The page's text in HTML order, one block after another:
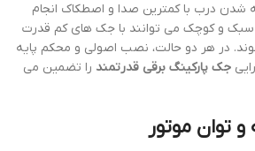
شدن درب با کمترین صدا و اصطکاک انجام
سبک و کوچک می توانند با جک های کم قدرت
در هر دو حالت، نصب اصولی و محکم پایه
جک پارکینگ برقی قدرتمند را تضمین می
و توان موتور